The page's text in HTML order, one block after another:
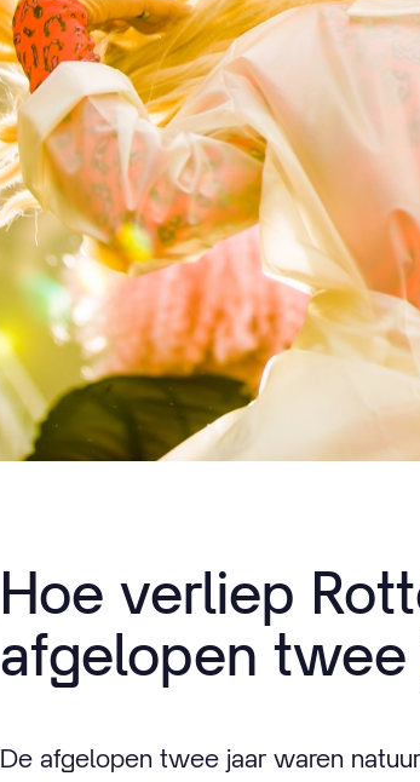
Hoe verliep
afgelopen twee
De afgelopen twee jaar waren